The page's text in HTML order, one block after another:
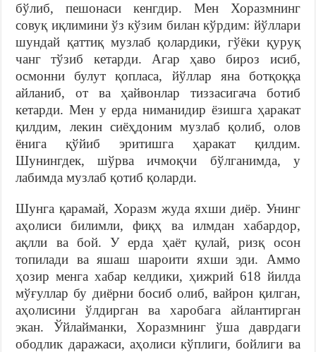
бўлиб, пешонаси кенгдир. Мен Хоразмнинг
совуқ иқлимини ўз кўзим билан кўрдим: йўллари
шундай қаттиқ музлаб қолардики, гўёки қуруқ
чанг тўзиб кетарди. Агар ҳаво бироз исиб,
осмонни булут қопласа, йўллар яна ботқоққа
айланиб, от ва ҳайвонлар тиззасигача ботиб
кетарди. Мен у ерда ниманидир ёзишга ҳаракат
қилдим, лекин сиёҳдоним музлаб қолиб, олов
ёнига қўйиб эритишга ҳаракат қилдим.
Шунингдек, шўрва ичмоқчи бўлганимда, у
лабимда музлаб қотиб қоларди.
Шунга қарамай, Хоразм жуда яхши диёр. Унинг
аҳолиси билимли, фиқҳ ва илмдан хабардор,
ақлли ва бой. У ерда ҳаёт қулай, ризқ осон
топилади ва яшаш шароити яхши эди. Аммо
ҳозир менга хабар келдики, ҳижрий 618 йилда
мўғуллар бу диёрни босиб олиб, вайрон қилган,
аҳолисини ўлдирган ва харобага айлантирган
экан. Ўйлайманки, Хоразмнинг ўша даврдаги
ободлик даражаси, аҳолиси кўплиги, бойлиги ва